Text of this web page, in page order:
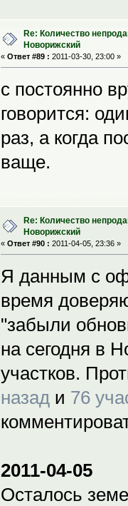
Re: Количество
Новорижский
« Ответ #89 : 2011-03-30, 23:00 »
с постоянно
говорится:
раз, а когда
ваще.
Re: Количество
Новорижский
« Ответ #90 : 2011-04-05, 23:36 »
Я данным с
время
"забыли
на сегодня в
участков.
назади 76
2011-04-05
Осталось